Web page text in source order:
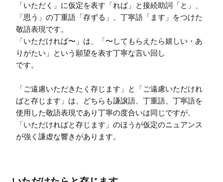
「いただく」に仮定を表す「れば」と接続助詞「と」、
「思う」の丁重語「存ずる」、丁寧語「ます」をつけた
敬語表現です。
「いただければ〜」は、「〜してもらえたら嬉しい・あ
りがたい」という願望を表す丁寧な言い回し
です。
「ご遠慮いただきたく存じます」と「ご遠慮いただけれ
ばと存じます」は、どちらも謙譲語、丁重語、丁寧語を
使用した敬語表現であり丁寧の度合いは同じですが、
「いただければと存じます」のほうが仮定のニュアンス
が強く謙虚な響きがあります。